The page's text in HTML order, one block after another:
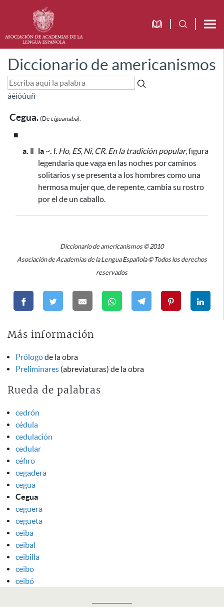
Diccionario de americanismos
áéíóúüñ
Cegua. (De ciguanaba).
■
a. ǁ la ~. f. Ho, ES, Ni, CR. En la tradición popular, figura
legendaria que vaga en las noches por caminos
solitarios y se presenta a los hombres como una
hermosa mujer que, de repente, cambia su rostro
por el de un caballo.
Diccionario de americanismos © 2010
Asociación de Academias de la Lengua Española © Todos los derechos
reservados
Más información
Prólogode la obra
Preliminares (abreviaturas) de la obra
Rueda de palabras
cedrón
cédula
cedulación
cedular
céfiro
cegadera
cegua
Cegua
ceguera
cegueta
ceiba
ceibal
ceibilla
ceibo
ceibó